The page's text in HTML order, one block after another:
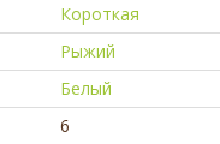
Короткая
Рыжий
Белый
6